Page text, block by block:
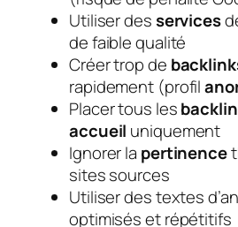
Utiliser desservices
de faible qualité
Créer trop de
rapidement (profil
Placer tous les
accueil uniquement
Ignorer la pertinence
sites sources
Utiliser des textes
optimisés et répétitifs